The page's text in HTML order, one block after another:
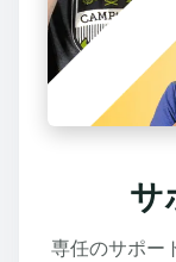
サ
専任のサポー